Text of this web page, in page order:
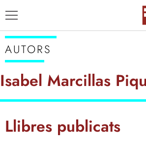
AUTORS
ENSENYAMENT CATALÀ
AUTORS
Isabel Marcillas
Llibres publicats